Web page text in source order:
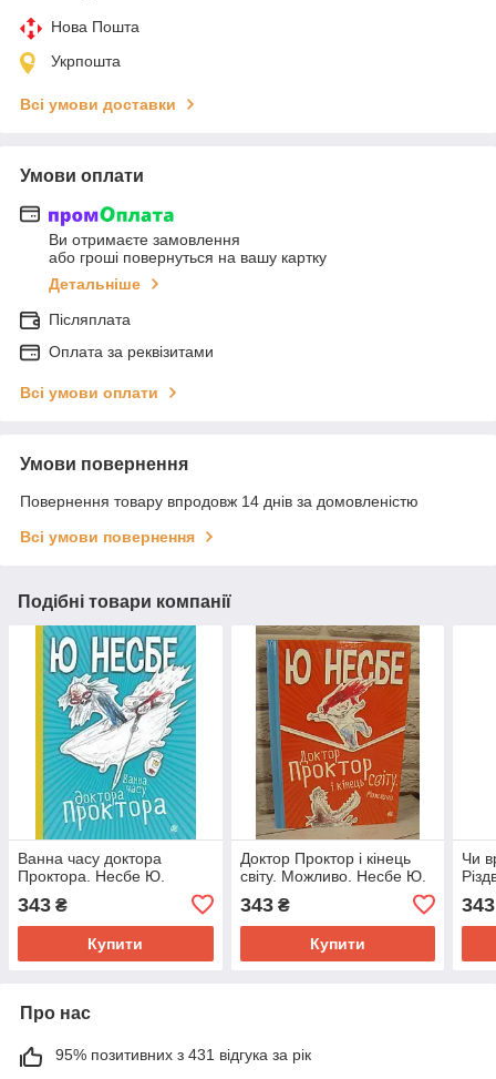
Нова Пошта
Укрпошта
Всі умови доставки
Умови оплати
Ви отримаєте замовлення
або гроші повернуться на вашу картку
Детальніше
Післяплата
Оплата за реквізитами
Всі умови оплати
Умови повернення
Повернення товару впродовж 14 днів за домовленістю
Всі умови повернення
Подібні товари компанії
Ванна часу доктора
Проктора. Несбе Ю.
343 ₴
Купити
Доктор Проктор і кінець
світу. Можливо. Несбе Ю.
343₴
Купити
Чи
343
Про нас
95% позитивних з 431 відгука за рік